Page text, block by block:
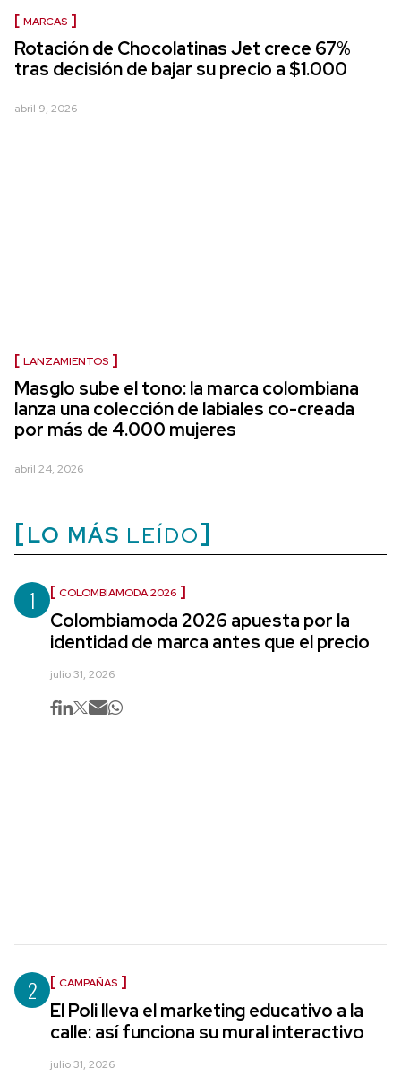
MARCAS
Rotación de Chocolatinas Jet crece 67%
tras decisión de bajar su precio a $1.000
abril 9, 2026
LANZAMIENTOS
Masglo sube el tono: la marca colombiana
lanza una colección de labiales co-creada
por más de 4.000 mujeres
abril 24, 2026
LO MÁS LEÍDO
1 COLOMBIAMODA 2026
Colombiamoda 2026 apuesta por la
identidad de marca antes que el precio
julio 31, 2026
2 CAMPAÑAS
El Poli lleva el marketing educativo a la
calle: así funciona su mural interactivo
julio 31, 2026